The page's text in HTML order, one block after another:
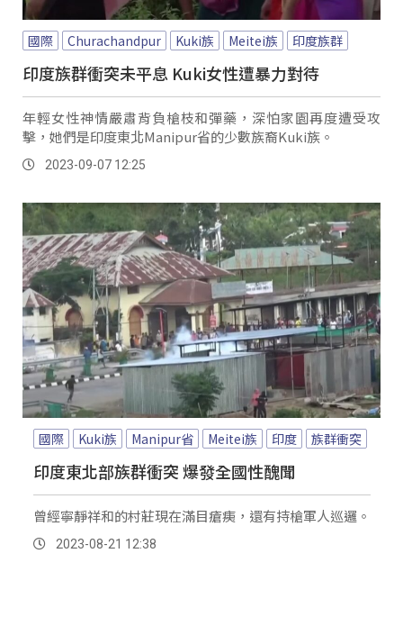
國際 Churachandpur Kuki族 Meitei族 印度族群
印度族群衝突未平息 Kuki女性遭暴力對待
年輕女性神情嚴肅背負槍枝和彈藥，深怕家園再度遭受攻
擊，她們是印度東北Manipur省的少數族裔Kuki族。
2023-09-07 12:25
國際 Kuki族 Manipur省 Meitei族 印度 族群衝突
印度東北部族群衝突 爆發全國性醜聞
曾經寧靜祥和的村莊現在滿目瘡痍，還有持槍軍人巡邏。
2023-08-21 12:38